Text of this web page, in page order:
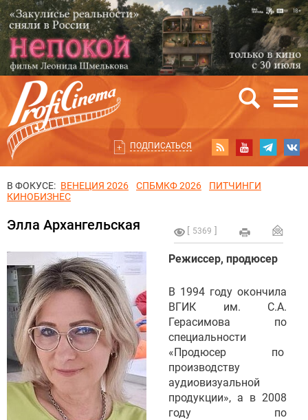
ПОДПИСАТЬСЯ
В ФОКУСЕ: ВЕНЕЦИЯ 2026 СПБМКФ 2026
ПИТЧИНГИ
КИНОБИЗНЕС
5369
Элла Архангельская
Режиссер, продюсер
В 1994 году окончила
ВГИК им. С.А.
Герасимова по
специальности
«Продюсер по
производству
аудиовизуальной
продукции», а в 2008
году по